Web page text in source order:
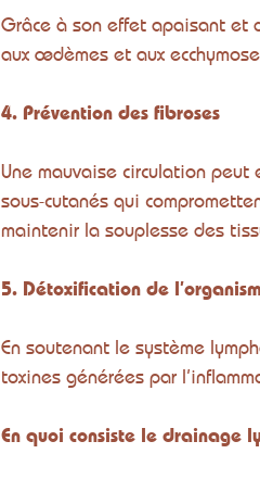
Grâce à son effet apaisant et
aux œdèmes et aux
4. Prévention des fibroses
Une mauvaise circulation
sous-cutanés qui
maintenir la souplesse des
5. Détoxification de
En soutenant le système
toxines générées par
En quoi consiste le drainage